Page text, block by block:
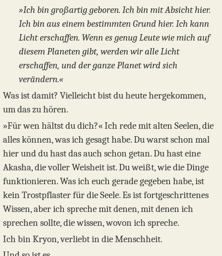
»Ich bin großartig geboren. Ich bin mit Absicht hier.
Ich bin aus einem bestimmten Grund hier. Ich kann
Licht erschaffen. Wenn es genug Leute wie mich auf
diesem Planeten gibt, werden wir alle Licht
erschaffen, und der ganze Planet wird sich
verändern.«
Was ist damit? Vielleicht bist du heute hergekommen,
um das zu hören.
»Für wen hältst du dich?« Ich rede mit alten Seelen, die
alles können, was ich gesagt habe. Du warst schon mal
hier und du hast das auch schon getan. Du hast eine
Akasha, die voller Weisheit ist. Du weißt, wie die Dinge
funktionieren. Was ich euch gerade gegeben habe, ist
kein Trostpflaster für die Seele. Es ist fortgeschrittenes
Wissen, aber ich spreche mit denen, mit denen ich
sprechen sollte, die wissen, wovon ich spreche.
Ich bin Kryon, verliebt in die Menschheit.